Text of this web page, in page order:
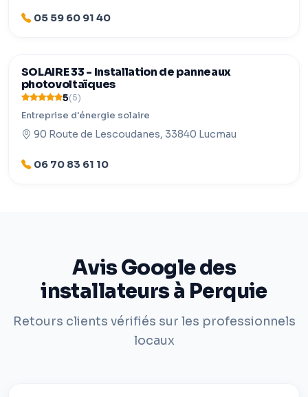
05 59 60 91 40
SOLAIRE 33 - Installation de panneaux
photovoltaïques
5(5)
Entreprise d'énergie solaire
90 Route de Lescoudanes, 33840 Lucmau
06 70 83 61 10
Avis Google des
installateurs à Perquie
Retours clients vérifiés sur les professionnels
locaux